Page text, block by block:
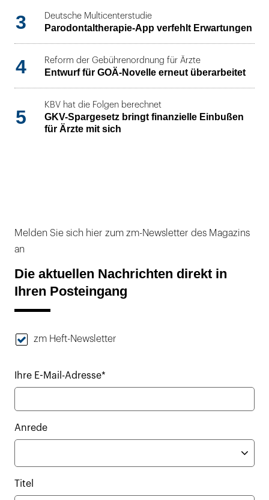
3 Deutsche Multicenterstudie
Parodontaltherapie-App verfehlt Erwartungen
4 Reform der Gebührenordnung für Ärzte
Entwurf für GOÄ-Novelle erneut überarbeitet
5
KBV hat die Folgen berechnet
GKV-Spargesetz bringt finanzielle Einbußen
für Ärzte mit sich
Melden Sie sich hier zum zm-Newsletter des Magazins
an
Die aktuellen Nachrichten direkt in
Ihren Posteingang
zm Heft-Newsletter
Ihre E-Mail-Adresse*
Anrede
Titel